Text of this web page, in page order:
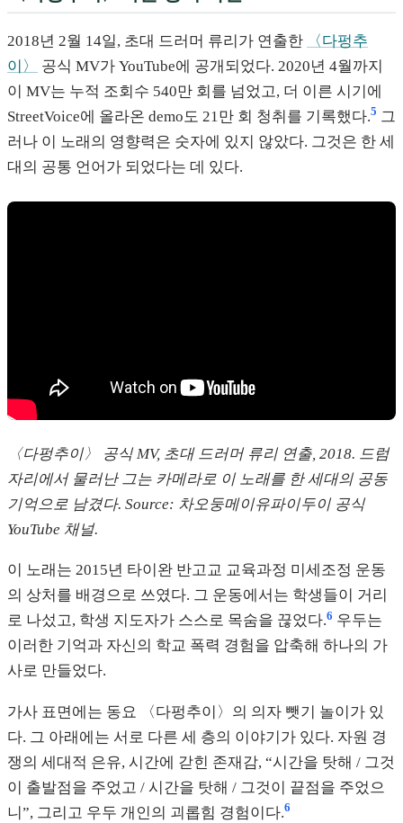
2018년 2월 14일, 초대 드러머 류리가 연출한
〈다펑추
이〉
공식 MV가 YouTube에 공개되었다. 2020년 4월까지
이 MV는 누적 조회수 540만 회를 넘었고, 더 이른 시기에
StreetVoice에 올라온 demo도 21만 회 청취를 기록했다.5 그
러나 이 노래의 영향력은 숫자에 있지 않았다. 그것은 한 세
대의 공통 언어가 되었다는 데 있다.
〈다펑추이〉 공식 MV, 초대 드러머 류리 연출, 2018. 드럼
자리에서 물러난 그는 카메라로 이 노래를 한 세대의 공동
기억으로 남겼다. Source: 차오둥메이유파이두이 공식
YouTube 채널.
이 노래는 2015년 타이완 반고교 교육과정 미세조정 운동
의 상처를 배경으로 쓰였다. 그 운동에서는 학생들이 거리
로 나섰고, 학생 지도자가 스스로 목숨을 끊었다.6 우두는
이러한 기억과 자신의 학교 폭력 경험을 압축해 하나의 가
사로 만들었다.
가사 표면에는 동요 〈다펑추이〉의 의자 뺏기 놀이가 있
다. 그 아래에는 서로 다른 세 층의 이야기가 있다. 자원 경
쟁의 세대적 은유, 시간에 갇힌 존재감, “시간을 탓해 / 그것
이 출발점을 주었고 / 시간을 탓해 / 그것이 끝점을 주었으
니”, 그리고 우두 개인의 괴롭힘 경험이다.6